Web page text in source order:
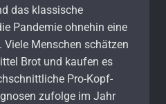
das klassische
Pandemie ohnehin eine
Viele Menschen schätzen
Brot und kaufen es
Pro-Kopf-
zufolge im Jahr